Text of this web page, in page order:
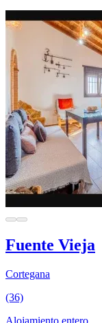
Fuente Vieja
Cortegana
(36)
Alojamiento entero